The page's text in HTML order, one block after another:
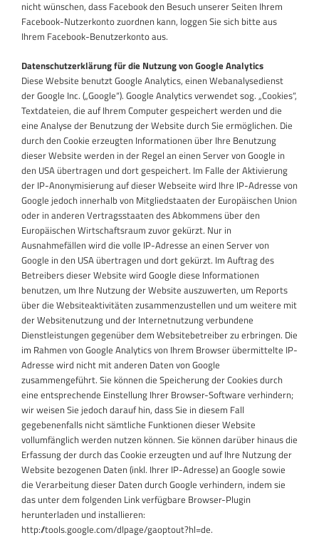
nicht wünschen, dass Facebook den Besuch unserer Seiten Ihrem
Facebook-Nutzerkonto zuordnen kann, loggen Sie sich bitte aus
Ihrem Facebook-Benutzerkonto aus.
Datenschutzerklärung für die Nutzung von Google Analytics
Diese Website benutzt Google Analytics, einen Webanalysedienst
der Google Inc. („Google“). Google Analytics verwendet sog. „Cookies“,
Textdateien, die auf Ihrem Computer gespeichert werden und die
eine Analyse der Benutzung der Website durch Sie ermöglichen. Die
durch den Cookie erzeugten Informationen über Ihre Benutzung
dieser Website werden in der Regel an einen Server von Google in
den USA übertragen und dort gespeichert. Im Falle der Aktivierung
der IP-Anonymisierung auf dieser Webseite wird Ihre IP-Adresse von
Google jedoch innerhalb von Mitgliedstaaten der Europäischen Union
oder in anderen Vertragsstaaten des Abkommens über den
Europäischen Wirtschaftsraum zuvor gekürzt. Nur in
Ausnahmefällen wird die volle IP-Adresse an einen Server von
Google in den USA übertragen und dort gekürzt. Im Auftrag des
Betreibers dieser Website wird Google diese Informationen
benutzen, um Ihre Nutzung der Website auszuwerten, um Reports
über die Websiteaktivitäten zusammenzustellen und um weitere mit
der Websitenutzung und der Internetnutzung verbundene
Dienstleistungen gegenüber dem Websitebetreiber zu erbringen. Die
im Rahmen von Google Analytics von Ihrem Browser übermittelte IP-
Adresse wird nicht mit anderen Daten von Google
zusammengeführt. Sie können die Speicherung der Cookies durch
eine entsprechende Einstellung Ihrer Browser-Software verhindern;
wir weisen Sie jedoch darauf hin, dass Sie in diesem Fall
gegebenenfalls nicht sämtliche Funktionen dieser Website
vollumfänglich werden nutzen können. Sie können darüber hinaus die
Erfassung der durch das Cookie erzeugten und auf Ihre Nutzung der
Website bezogenen Daten (inkl. Ihrer IP-Adresse) an Google sowie
die Verarbeitung dieser Daten durch Google verhindern, indem sie
das unter dem folgenden Link verfügbare Browser-Plugin
herunterladen und installieren:
http://tools.google.com/dlpage/gaoptout?hl=de.